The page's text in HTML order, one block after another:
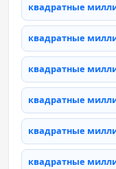
квадратные
квадратные
квадратные
квадратные
квадратные
квадратные